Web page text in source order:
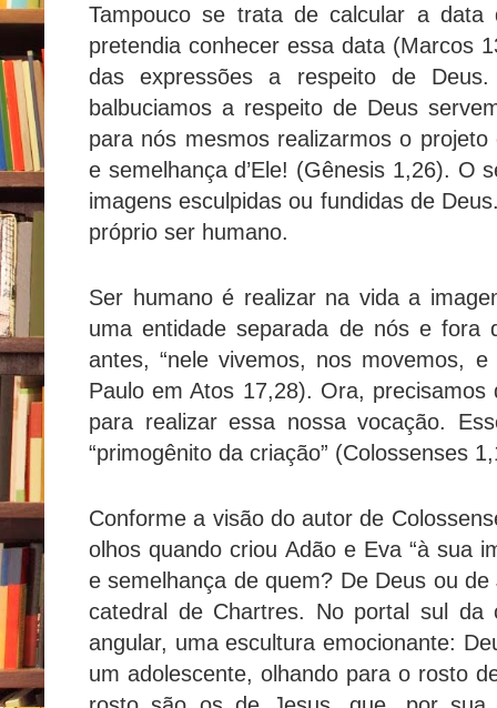
Tampouco se trata de calcular a
pretendia conhecer essa data (Marcos
das expressões a respeito de
balbuciamos a respeito de Deus
para nós mesmos realizarmos o
e semelhança d’Ele! (Gênesis 1,26). O
imagens esculpidas ou fundidas de
próprio ser humano.
Ser humano é realizar na vida a
uma entidade separada de nós e fora
antes, “nele vivemos, nos movemos,
Paulo em Atos 17,28). Ora,
para realizar essa nossa vocação.
“primogênito da criação” (Colossenses
Conforme a visão do autor de
olhos quando criou Adão e Eva “à sua
e semelhança de quem? De Deus ou
catedral de Chartres. No portal sul da
angular, uma escultura emocionante:
um adolescente, olhando para o rosto